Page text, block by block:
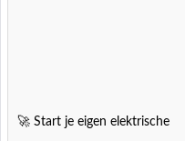
🚀 Start je eigen elektrische